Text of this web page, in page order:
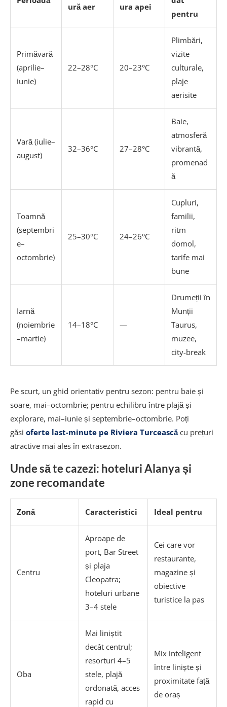
ură aer ura apei
pentru
Primăvară
(aprilie–
iunie)
22–28°C 20–23°C
Plimbări,
vizite
culturale,
plaje
aerisite
Vară (iulie–
august)
32–36°C 27–28°C
Baie,
atmosferă
vibrantă,
promenad
ă
Toamnă
(septembri
e–
octombrie)
25–30°C 24–26°C
Cupluri,
familii,
ritm
domol,
tarife mai
bune
Iarnă
(noiembrie
–martie)
14–18°C —
Drumeții în
Munții
Taurus,
muzee,
city-break
Pe scurt, un ghid orientativ pentru sezon: pentru baie și
soare, mai–octombrie; pentru echilibru între plajă și
explorare, mai–iunie și septembrie–octombrie. Poți
găsi oferte last-minute pe Riviera Turceascăcu prețuri
atractive mai ales în extrasezon.
Unde să te cazezi: hoteluri Alanya și
zone recomandate
Zonă Caracteristici Ideal pentru
Centru
Aproape de
port, Bar Street
și plaja
Cleopatra;
hoteluri urbane
3–4 stele
Cei care vor
restaurante,
magazine și
obiective
turistice la pas
Oba
Mai liniștit
decât centrul;
resorturi 4–5
stele, plajă
ordonată, acces
rapid cu
Mix inteligent
între liniște și
proximitate față
de oraș